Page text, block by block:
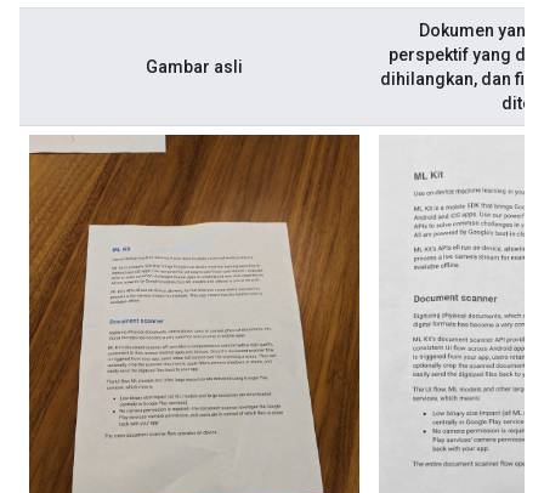
Gambar asli
Dokumen
perspektif yang
dihilangkan, dan